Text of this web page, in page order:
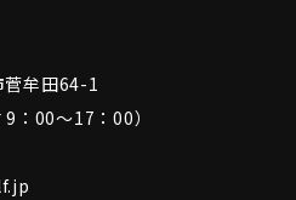
牟田64-1
9：00～17：00）